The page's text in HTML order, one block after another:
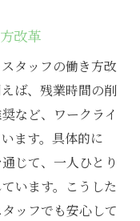
改革
タッフの働き方改
ば、残業時間の削
など、ワークライ
ます。具体的に
じて、一人ひとり
います。こうした
ッフでも安心して